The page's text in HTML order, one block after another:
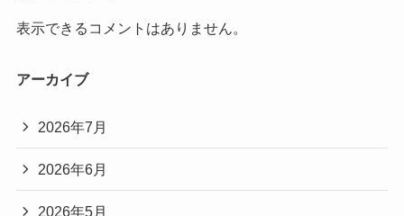
表示できるコメントはありません。
アーカイブ
2026年7月
2026年6月
2026年5月